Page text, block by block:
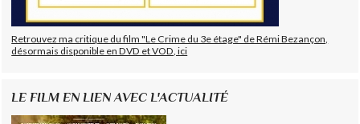
Retrouvez ma critique du film "Le Crime du 3e étage" de Rémi Bezançon,
désormais disponible en DVD et VOD, ici
LE FILM EN LIEN AVEC L'ACTUALITÉ